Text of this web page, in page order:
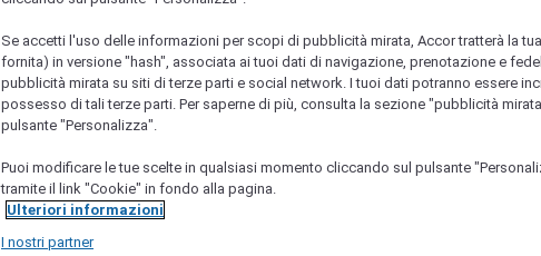
Se accetti l'uso delle informazioni per scopi di pubblicità mirata, Accor tratterà la
fornita) in versione "hash", associata ai tuoi dati di navigazione, prenotazione e
pubblicità mirata su siti di terze parti e social network. I tuoi dati potranno essere
possesso di tali terze parti. Per saperne di più, consulta la sezione "pubblicità
pulsante "Personalizza".
Puoi modificare le tue scelte in qualsiasi momento cliccando sul pulsante
tramite il link "Cookie" in fondo alla pagina.
Ulteriori informazioni
I nostri partner